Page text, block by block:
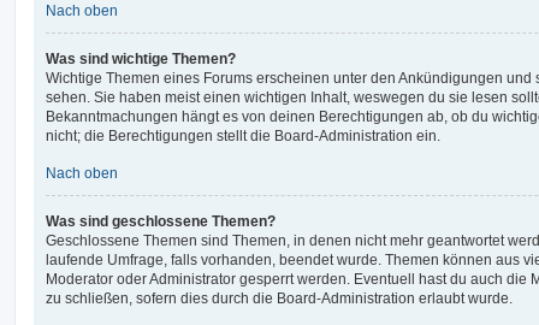
Nach oben
Was sind wichtige Themen?
Wichtige Themen eines Forums erscheinen unter den Ankündigungen und
sehen. Sie haben meist einen wichtigen Inhalt, weswegen du sie lesen
Bekanntmachungen hängt es von deinen Berechtigungen ab, ob du
nicht; die Berechtigungen stellt die Board-Administration ein.
Nach oben
Was sind geschlossene Themen?
Geschlossene Themen sind Themen, in denen nicht mehr geantwortet
laufende Umfrage, falls vorhanden, beendet wurde. Themen können aus
Moderator oder Administrator gesperrt werden. Eventuell hast du auch die
zu schließen, sofern dies durch die Board-Administration erlaubt wurde.